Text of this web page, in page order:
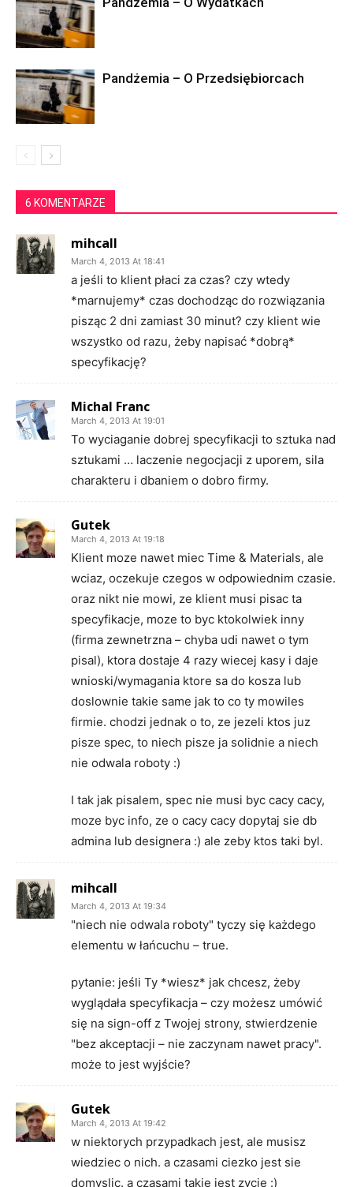
Pandżemia – O Przedsiębiorcach
6 KOMENTARZE
mihcall
March 4, 2013 At 18:41
a jeśli to klient płaci za czas? czy wtedy
*marnujemy* czas dochodząc do rozwiązania
pisząc 2 dni zamiast 30 minut? czy klient wie
wszystko od razu, żeby napisać *dobrą*
specyfikację?
Michal Franc
March 4, 2013 At 19:01
To wyciaganie dobrej specyfikacji to sztuka nad
sztukami … laczenie negocjacji z uporem, sila
charakteru i dbaniem o dobro firmy.
Gutek
March 4, 2013 At 19:18
Klient moze nawet miec Time & Materials, ale
wciaz, oczekuje czegos w odpowiednim czasie.
oraz nikt nie mowi, ze klient musi pisac ta
specyfikacje, moze to byc ktokolwiek inny
(firma zewnetrzna – chyba udi nawet o tym
pisal), ktora dostaje 4 razy wiecej kasy i daje
wnioski/wymagania ktore sa do kosza lub
doslownie takie same jak to co ty mowiles
firmie. chodzi jednak o to, ze jezeli ktos juz
pisze spec, to niech pisze ja solidnie a niech
nie odwala roboty :)
I tak jak pisalem, spec nie musi byc cacy cacy,
moze byc info, ze o cacy cacy dopytaj sie db
admina lub designera :) ale zeby ktos taki byl.
mihcall
March 4, 2013 At 19:34
"niech nie odwala roboty" tyczy się każdego
elementu w łańcuchu – true.
pytanie: jeśli Ty *wiesz* jak chcesz, żeby
wyglądała specyfikacja – czy możesz umówić
się na sign-off z Twojej strony, stwierdzenie
"bez akceptacji – nie zaczynam nawet pracy".
może to jest wyjście?
Gutek
March 4, 2013 At 19:42
w niektorych przypadkach jest, ale musisz
wiedziec o nich. a czasami ciezko jest sie
domyslic. a czasami takie jest zycie :)